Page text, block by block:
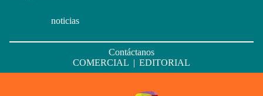
noticias
Contáctanos
COMERCIAL | EDITORIAL